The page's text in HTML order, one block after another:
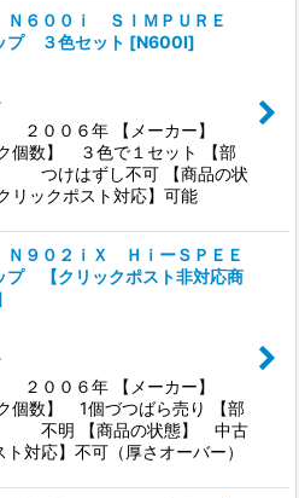
Ｎ６００ｉ ＳＩＭＰＵＲＥ
プ ３色セット [N600I]
２００６年 【メーカー】
個数】 ３色で１セット 【部
つけはずし不可 【商品の状
ックポスト対応】可能
９０２ｉＸ ＨｉーＳＰＥＥ
【クリックポスト非対応商
２００６年 【メーカー】
個数】 1個づつばら売り 【部
不明 【商品の状態】 中古
ト対応】不可（厚さオーバー）